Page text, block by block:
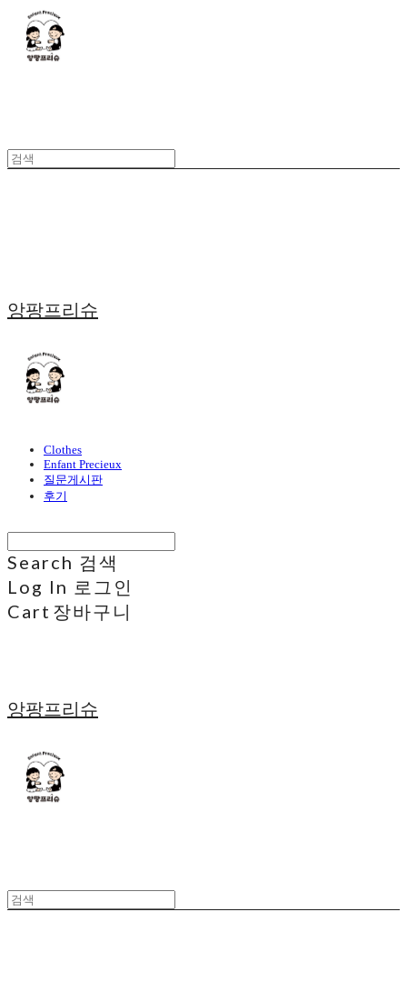
앙팡프리슈
Clothes
Enfant Precieux
질문게시판
후기
Search 검색
Log In 로그인
Cart 장바구니
앙팡프리슈